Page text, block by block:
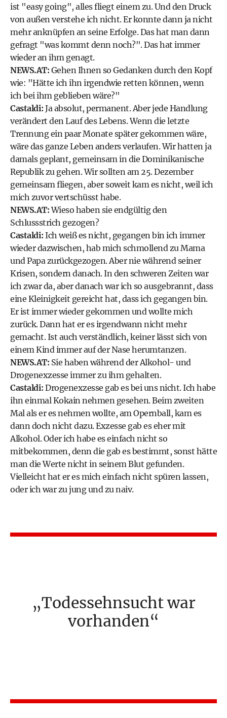
ist "easy going", alles fliegt einem zu. Und den Druck
von außen verstehe ich nicht. Er konnte dann ja nicht
mehr anknüpfen an seine Erfolge. Das hat man dann
gefragt "was kommt denn noch?". Das hat immer
wieder an ihm genagt.
NEWS.AT: Gehen Ihnen so Gedanken durch den Kopf
wie: "Hätte ich ihn irgendwie retten können, wenn
ich bei ihm geblieben wäre?"
Castaldi: Ja absolut, permanent. Aber jede Handlung
verändert den Lauf des Lebens. Wenn die letzte
Trennung ein paar Monate später gekommen wäre,
wäre das ganze Leben anders verlaufen. Wir hatten ja
damals geplant, gemeinsam in die Dominikanische
Republik zu gehen. Wir sollten am 25. Dezember
gemeinsam fliegen, aber soweit kam es nicht, weil ich
mich zuvor vertschüsst habe.
NEWS.AT:Wieso haben sie endgültig den
Schlussstrich gezogen?
Castaldi: Ich weiß es nicht, gegangen bin ich immer
wieder dazwischen, hab mich schmollend zu Mama
und Papa zurückgezogen. Aber nie während seiner
Krisen, sondern danach. In den schweren Zeiten war
ich zwar da, aber danach war ich so ausgebrannt, dass
eine Kleinigkeit gereicht hat, dass ich gegangen bin.
Er ist immer wieder gekommen und wollte mich
zurück. Dann hat er es irgendwann nicht mehr
gemacht. Ist auch verständlich, keiner lässt sich von
einem Kind immer auf der Nase herumtanzen.
NEWS.AT: Sie haben während der Alkohol- und
Drogenexzesse immer zu ihm gehalten.
Castaldi: Drogenexzesse gab es bei uns nicht. Ich habe
ihn einmal Kokain nehmen gesehen. Beim zweiten
Mal als er es nehmen wollte, am Opernball, kam es
dann doch nicht dazu. Exzesse gab es eher mit
Alkohol. Oder ich habe es einfach nicht so
mitbekommen, denn die gab es bestimmt, sonst hätte
man die Werte nicht in seinem Blut gefunden.
Vielleicht hat er es mich einfach nicht spüren lassen,
oder ich war zu jung und zu naiv.
Todessehnsucht war
vorhanden